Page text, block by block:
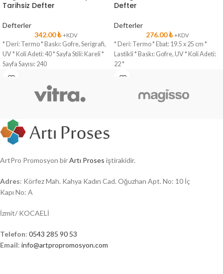
Tarihsiz Defter
Defterler
342.00₺ +KDV
* Deri: Termo * Baskı: Gofre, Serigrafi,
UV * Koli Adeti: 40 * Sayfa Stili: Kareli *
Sayfa Sayısı: 240
Defter
Defterler
276.00₺ +KDV
* Deri: Termo * Ebat: 19.5 x 25 cm *
Lastikli * Baskı: Gofre, UV * Koli Adeti:
22 *
ArtPro Promosyon birArtı Proses iştirakidir.
Adres: Körfez Mah. Kahya Kadın Cad. Oğuzhan Apt. No: 10 İç
Kapı No: A
İzmit/ KOCAELİ
Telefon: 0543 285 90 53
Email: info@artpropromosyon.com